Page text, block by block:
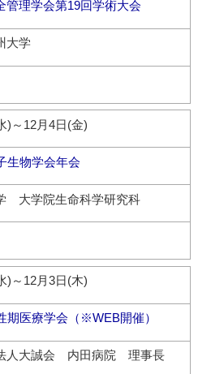
管理学会第19回学術大会
大学
)～12月4日(金)
生物学会年会
大学院生命科学研究科
)～12月3日(木)
期医療学会（※WEB開催）
大誠会 内田病院 理事長